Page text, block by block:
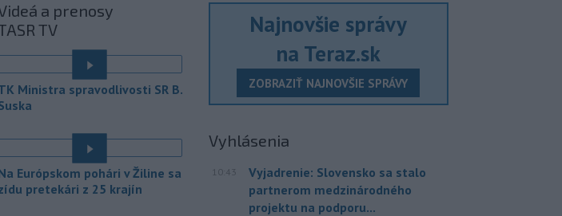
futbalovej federácie (FIFA) sa
ospravedlnilo v
kontroverzným plánom predať
podiely na budúcich ziskoch z
sveta súkromným
Na stretnutí v Rabate
prezidenta Gianniho Infantina.
- Americký štát Nové Mexiko v
zažaloval ministerstvo
USA a povereného
a prenosy
TV
Ministra spravodlivosti SR B.
Európskom pohári v Žiline sa
pretekári z 25 krajín
Najnovšie správy
na Teraz.sk
ZOBRAZIŤ NAJNOVŠIE SPRÁVY
Vyhlásenia
10:43
Vyjadrenie: Slovensko sa stalo
partnerom medzinárodného
projektu na podporu...